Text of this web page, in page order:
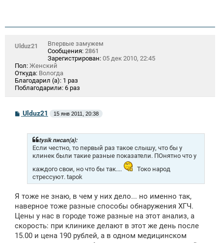
Ulduz21
Впервые замужем
Сообщения: 2861
Зарегистрирован: 05 дек 2010, 22:45
Пол: Женский
Откуда: Вологда
Благодарил (а): 1 раз
Поблагодарили: 6 раз
С
о
Ulduz21 15 янв 2011, 20:38
tysik писал(а):
Если честно, то первый раз такое слышу, что бы у
клинек были такие разные показатели. ПОнятно что у
каждого свои, но что бы так....
Токо народ
стрессуют. tapok
Я тоже не знаю, в чем у них дело... но именно так,
наверное тоже разные способы обнаружения ХГЧ.
Цены у нас в городе тоже разные на этот анализ, а
скорость: при клинике делают в этот же день после
15.00 и цена 190 рублей, а в одном медицинском